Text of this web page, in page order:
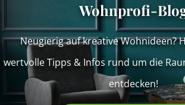
Wohnprofi-
Neugierig auf kreative Wohnideen?
wertvolle Tipps & Infos rund um die
entdecken!